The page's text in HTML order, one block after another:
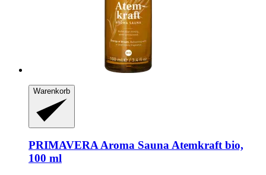
Warenkorb
PRIMAVERAAroma Sauna Atemkraft bio,
100 ml